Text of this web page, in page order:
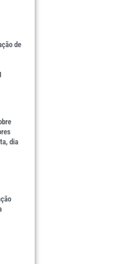
de
dia